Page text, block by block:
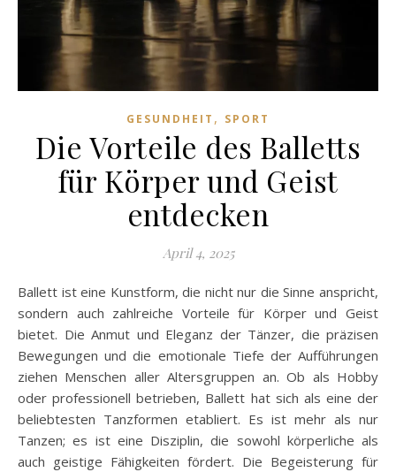
GESUNDHEIT , SPORT
Die Vorteile des Balletts
für Körper und Geist
entdecken
April 4, 2025
Ballett ist eine Kunstform, die nicht nur die Sinne anspricht,
sondern auch zahlreiche Vorteile für Körper und Geist
bietet. Die Anmut und Eleganz der Tänzer, die präzisen
Bewegungen und die emotionale Tiefe der Aufführungen
ziehen Menschen aller Altersgruppen an. Ob als Hobby
oder professionell betrieben, Ballett hat sich als eine der
beliebtesten Tanzformen etabliert. Es ist mehr als nur
Tanzen; es ist eine Disziplin, die sowohl körperliche als
auch geistige Fähigkeiten fördert. Die Begeisterung für